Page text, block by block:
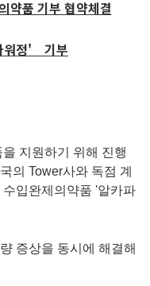
약품 기부 협약체결
워정' 기부
지원하기 위해 진행
의 Tower사와 독점 계
입완제의약품 '알카파
증상을 동시에 해결해